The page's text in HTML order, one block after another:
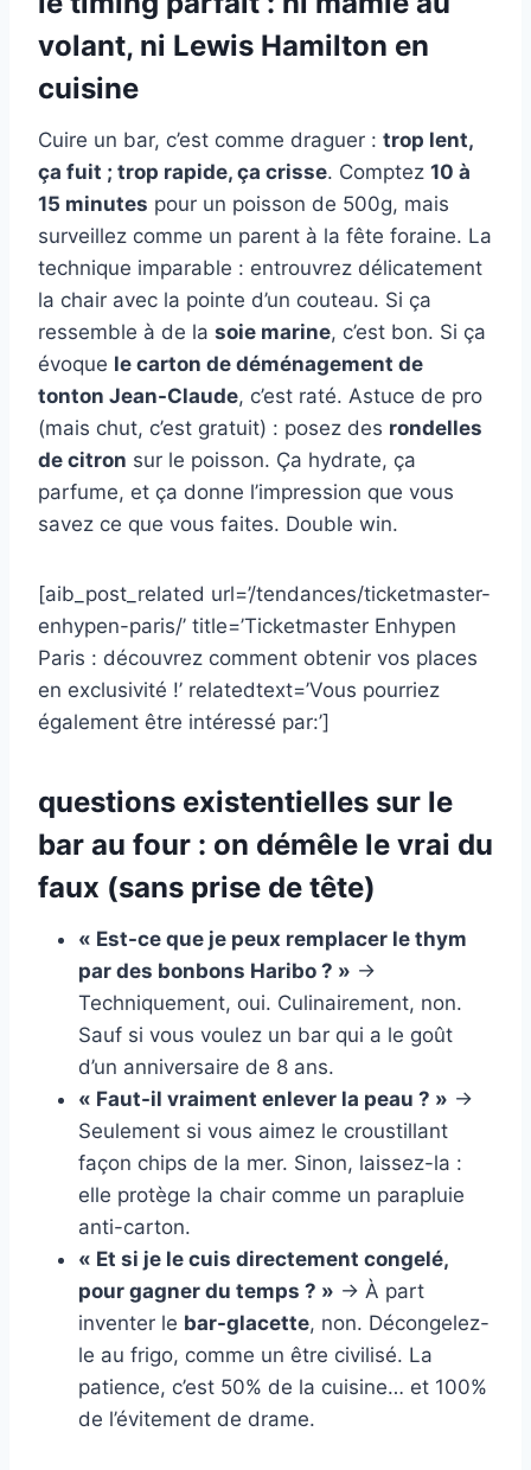
volant, ni Lewis Hamilton en
cuisine
Cuire un bar, c’est comme draguer : trop lent,
ça fuit ; trop rapide, ça crisse. Comptez 10 à
15 minutes pour un poisson de 500g, mais
surveillez comme un parent à la fête foraine. La
technique imparable : entrouvrez délicatement
la chair avec la pointe d’un couteau. Si ça
ressemble à de la soie marine, c’est bon. Si ça
évoque le carton de déménagement de
tonton Jean-Claude, c’est raté. Astuce de pro
(mais chut, c’est gratuit) : posez des rondelles
de citron sur le poisson. Ça hydrate, ça
parfume, et ça donne l’impression que vous
savez ce que vous faites. Double win.
[aib_post_related url=’/tendances/ticketmaster-
enhypen-paris/’ title=’Ticketmaster Enhypen
Paris : découvrez comment obtenir vos places
en exclusivité !’ relatedtext=’Vous pourriez
également être intéressé par:’]
questions existentielles sur le
bar au four : on démêle le vrai du
faux (sans prise de tête)
« Est-ce que je peux remplacer le thym
par des bonbons Haribo ? » →
Techniquement, oui. Culinairement, non.
Sauf si vous voulez un bar qui a le goût
d’un anniversaire de 8 ans.
« Faut-il vraiment enlever la peau ? » →
Seulement si vous aimez le croustillant
façon chips de la mer. Sinon, laissez-la :
elle protège la chair comme un parapluie
anti-carton.
« Et si je le cuis directement congelé,
pour gagner du temps ? » → À part
inventer le bar-glacette, non. Décongelez-
le au frigo, comme un être civilisé. La
patience, c’est 50% de la cuisine… et 100%
de l’évitement de drame.